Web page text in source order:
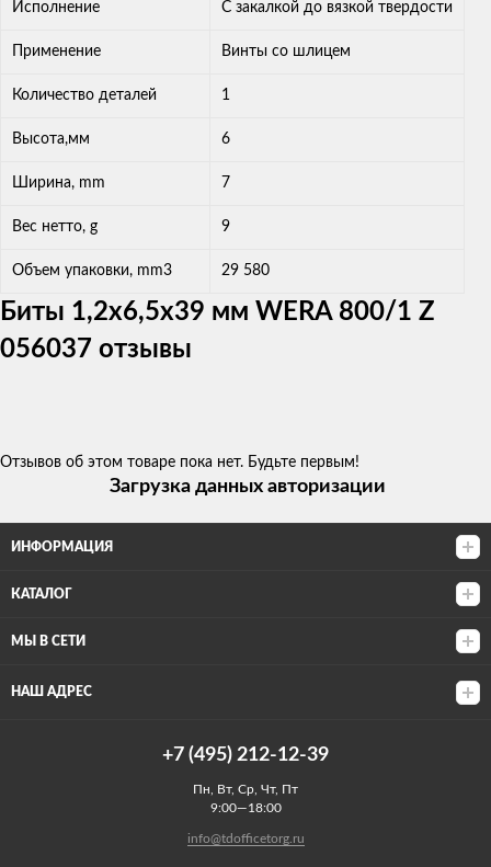
Исполнение С закалкой до вязкой твердости
Применение Винты со шлицем
Количество деталей 1
Высота,мм 6
Ширина, mm 7
Вес нетто, g 9
Объем упаковки, mm3 29 580
Биты 1,2х6,5х39 мм WERA 800/1 Z
056037 отзывы
Отзывов об этом товаре пока нет. Будьте первым!
Загрузка данных авторизации
ИНФОРМАЦИЯ
КАТАЛОГ
МЫ В СЕТИ
НАШ АДРЕС
+7 (495) 212-12-39
Пн, Вт, Ср, Чт, Пт
9:00—18:00
info@tdofficetorg.ru